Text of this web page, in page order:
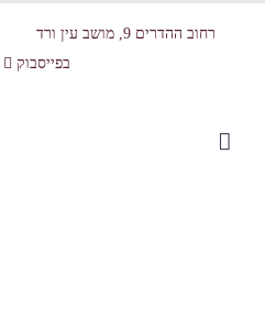
רחוב ההדרים 9, מושב עין ורד
בפייסבוק